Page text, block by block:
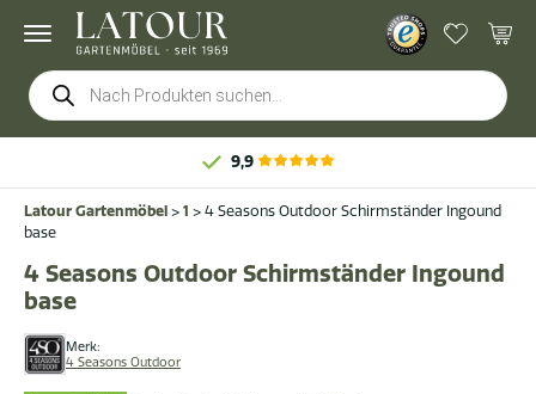
Products
search
9,9
Latour Gartenmöbel > 1 > 4 Seasons Outdoor Schirmständer Ingound
base
Merk:
4 Seasons Outdoor
4 Seasons Outdoor Schirmständer Ingound
base